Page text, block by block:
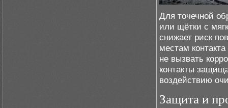
Для точечной
или щётки с
снижает риск
местам
не вызвать
контакты
воздействию
Защита и